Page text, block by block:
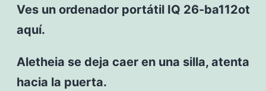
Ves un ordenador portátil IQ 26-ba112ot
aquí.
Aletheia se deja caer en una silla, atenta
hacia la puerta.